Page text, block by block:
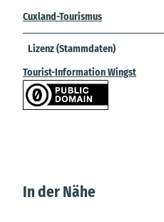
Cuxland-Tourismus
Lizenz (Stammdaten)
Tourist-Information Wingst
In der Nähe